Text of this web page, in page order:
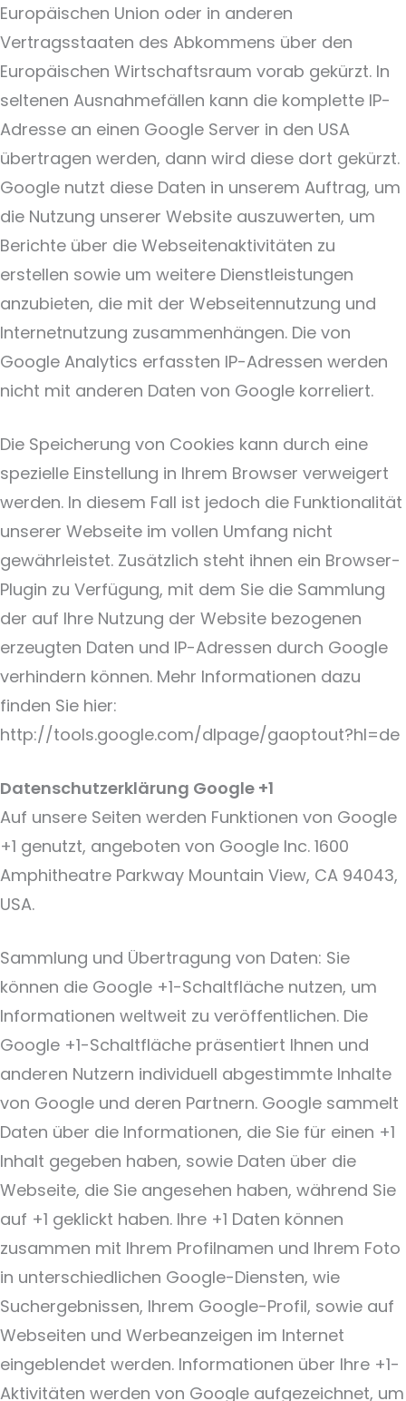
Europäischen Union oder in anderen
Vertragsstaaten des Abkommens über den
Europäischen Wirtschaftsraum vorab gekürzt. In
seltenen Ausnahmefällen kann die komplette IP-
Adresse an einen Google Server in den USA
übertragen werden, dann wird diese dort gekürzt.
Google nutzt diese Daten in unserem Auftrag, um
die Nutzung unserer Website auszuwerten, um
Berichte über die Webseitenaktivitäten zu
erstellen sowie um weitere Dienstleistungen
anzubieten, die mit der Webseitennutzung und
Internetnutzung zusammenhängen. Die von
Google Analytics erfassten IP-Adressen werden
nicht mit anderen Daten von Google korreliert.
Die Speicherung von Cookies kann durch eine
spezielle Einstellung in Ihrem Browser verweigert
werden. In diesem Fall ist jedoch die Funktionalität
unserer Webseite im vollen Umfang nicht
gewährleistet. Zusätzlich steht ihnen ein Browser-
Plugin zu Verfügung, mit dem Sie die Sammlung
der auf Ihre Nutzung der Website bezogenen
erzeugten Daten und IP-Adressen durch Google
verhindern können. Mehr Informationen dazu
finden Sie hier:
http://tools.google.com/dlpage/gaoptout?hl=de
Datenschutzerklärung Google +1
Auf unsere Seiten werden Funktionen von Google
+1 genutzt, angeboten von Google Inc. 1600
Amphitheatre Parkway Mountain View, CA 94043,
USA.
Sammlung und Übertragung von Daten: Sie
können die Google +1-Schaltfläche nutzen, um
Informationen weltweit zu veröffentlichen. Die
Google +1-Schaltfläche präsentiert Ihnen und
anderen Nutzern individuell abgestimmte Inhalte
von Google und deren Partnern. Google sammelt
Daten über die Informationen, die Sie für einen +1
Inhalt gegeben haben, sowie Daten über die
Webseite, die Sie angesehen haben, während Sie
auf +1 geklickt haben. Ihre +1 Daten können
zusammen mit Ihrem Profilnamen und Ihrem Foto
in unterschiedlichen Google-Diensten, wie
Suchergebnissen, Ihrem Google-Profil, sowie auf
Webseiten und Werbeanzeigen im Internet
eingeblendet werden. Informationen über Ihre +1-
Aktivitäten werden von Google aufgezeichnet, um